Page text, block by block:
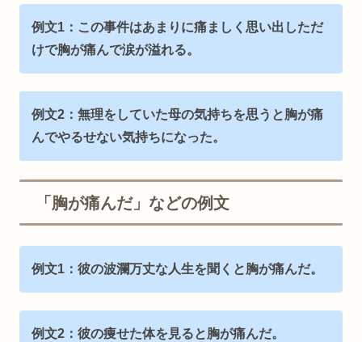
例文1：この事件はあまりに痛ましく思い出しただ
けで胸が痛んで涙が溢れる。
例文2：無理をしていた母の気持ちを思うと胸が痛
んでやるせない気持ちになった。
「胸が痛んだ」などの例文
例文1：彼の波瀾万丈な人生を聞くと胸が痛んだ。
例文2：彼の痩せた体を見ると胸が痛んだ。